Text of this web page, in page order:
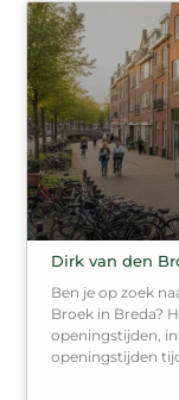
Dirk van den
Ben je op zoek
Broek in Breda?
openingstijden,
openingstijden